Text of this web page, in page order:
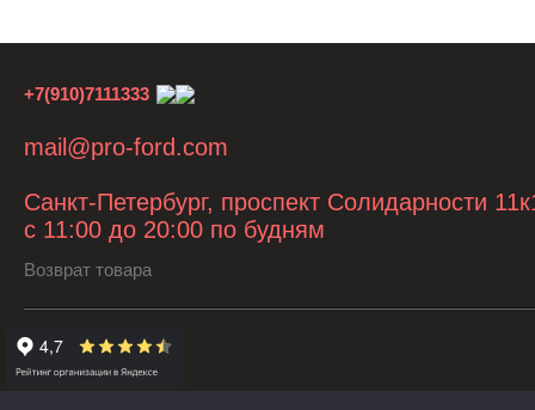
+7(910)7111333
mail@pro-ford.com
Санкт-Петербург, проспект Солидарности
с 11:00 до 20:00 по будням
Возврат товара